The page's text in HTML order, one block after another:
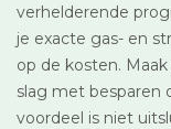
verhelderende
je exacte gas- en
op de kosten.
slag met besparen
voordeel is niet